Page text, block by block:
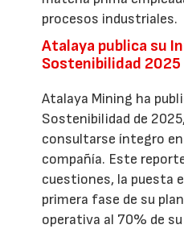
procesos industriales.
Atalaya publica su
Sostenibilidad 2025
Atalaya Mining ha
Sostenibilidad de
consultarse íntegro en
compañía. Este
cuestiones, la puesta
primera fase de su
operativa al 70% de